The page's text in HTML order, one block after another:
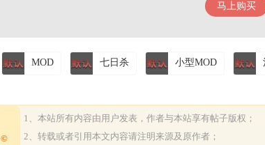
马上购买
MOD 七日杀 小型MOD
©
1、本站所有内容由用户发表，作者与本站享有帖子版权；
2、转载或者引用本文内容请注明来源及原作者；